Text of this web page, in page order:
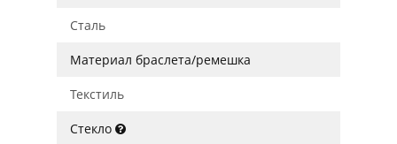
Сталь
Материал браслета/ремешка
Текстиль
Стекло